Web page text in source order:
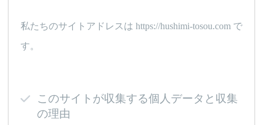
私たちのサイトアドレスは https://hushimi-tosou.com で
す。
このサイトが収集する個人データと収集
の理由